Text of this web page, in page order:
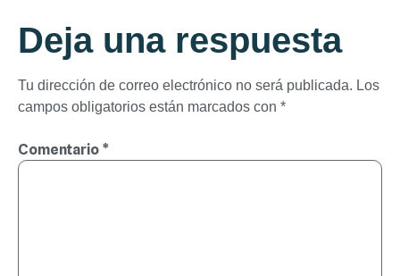
Deja una respuesta
Tu dirección de correo electrónico no será publicada. Los
campos obligatorios están marcados con *
Comentario *